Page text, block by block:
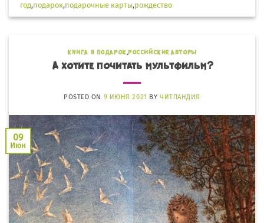
год,подарок,подарочные карты,рождество
КНИГА В ПОДАРОК ,РОССИЙСКИЕ АВТОРЫ
А хотите почитать мультфильм?
POSTED ON 9 ИЮНЯ 2021 BY ЧИТЛАНДИЯ
09
Июн